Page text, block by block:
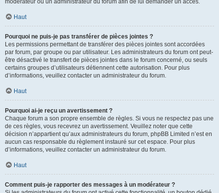
modérateur ou un administrateur du forum afin de lui demander un accès.
Haut
Pourquoi ne puis-je pas transférer de pièces jointes ?
Les permissions permettant de transférer des pièces jointes sont accordées
par forum, par groupe ou par utilisateur. Les administrateurs du forum ont peut-
être désactivé le transfert de pièces jointes dans le forum concerné, ou seuls
certains groupes d’utilisateurs détiennent cette autorisation. Pour plus
d’informations, veuillez contacter un administrateur du forum.
Haut
Pourquoi ai-je reçu un avertissement ?
Chaque forum a son propre ensemble de règles. Si vous ne respectez pas une
de ces règles, vous recevrez un avertissement. Veuillez noter que cette
décision n’appartient qu’aux administrateurs du forum, phpBB Limited n’est en
aucun cas responsable du règlement instauré sur cet espace. Pour plus
d’informations, veuillez contacter un administrateur du forum.
Haut
Comment puis-je rapporter des messages à un modérateur ?